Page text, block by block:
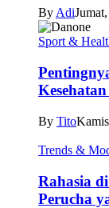
ByAdi
Sport &
By Tito
Trends &
Rahasia
Perucha